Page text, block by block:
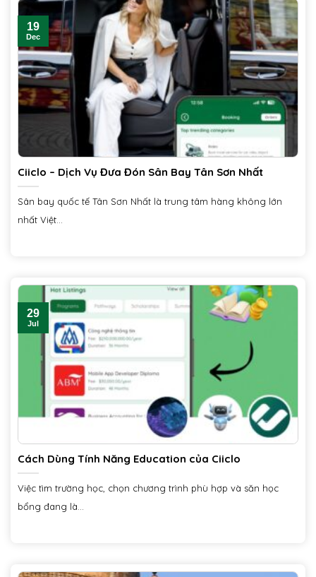
Ciiclo – Dịch Vụ Đưa Đón Sân Bay Tân Sơn Nhất
Sân bay quốc tế Tân Sơn Nhất là trung tâm hàng không lớn
nhất Việt...
19
Dec
Cách Dùng Tính Năng Education của Ciiclo
Việc tìm trường học, chọn chương trình phù hợp và săn học
bổng đang là...
29
Jul